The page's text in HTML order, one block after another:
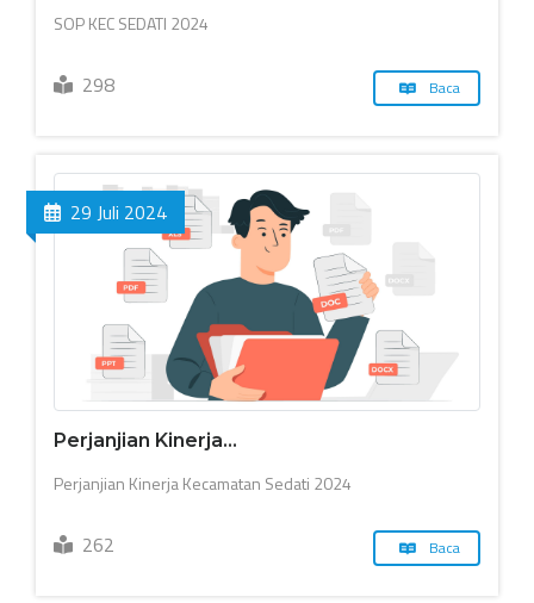
SOP KEC SEDATI 2024
298 Baca
29 Juli 2024
Perjanjian Kinerja...
Perjanjian Kinerja Kecamatan Sedati 2024
262 Baca